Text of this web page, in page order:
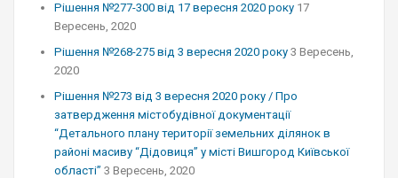
Рішення №277-300 від 17 вересня 2020 року 17
Вересень, 2020
Рішення №268-275 від 3 вересня 2020 року 3 Вересень,
2020
Рішення №273 від 3 вересня 2020 року / Про
затвердження містобудівної документації
“Детального плану території земельних ділянок в
районі масиву “Дідовиця” у місті Вишгород Київської
області” 3 Вересень, 2020